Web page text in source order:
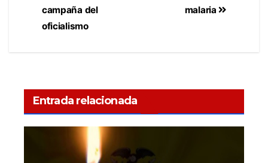
malaria
campaña del
oficialismo
Entrada relacionada